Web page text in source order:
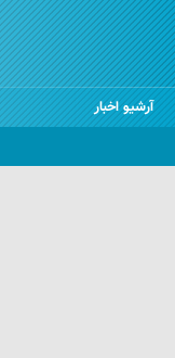
آرشیو اخبار